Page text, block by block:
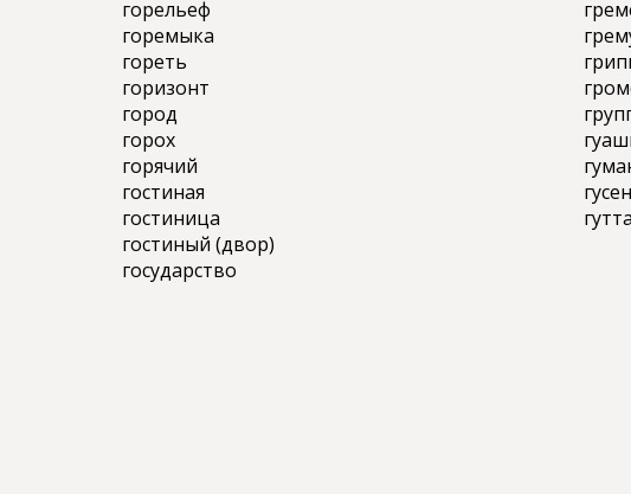
горельеф
горемыка
гореть
горизонт
город
горох
горячий
гостиная
гостиница
гостиный (двор)
государство